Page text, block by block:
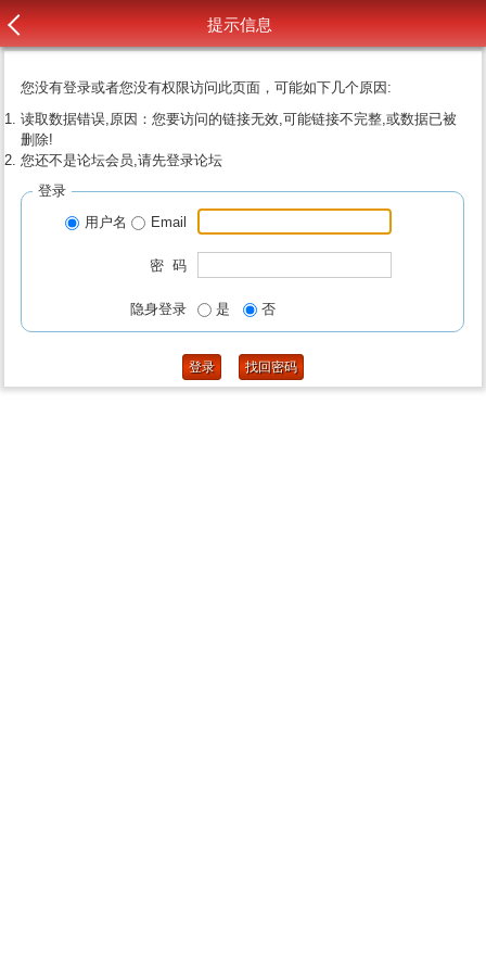
提示信息
您没有登录或者您没有权限访问此页面，可能如下几个原因:
读取数据错误,原因：您要访问的链接无效,可能链接不完整,或数据已被
删除!
您还不是论坛会员,请先登录论坛
登录
用户名
Email
密 码
隐身登录 是 否